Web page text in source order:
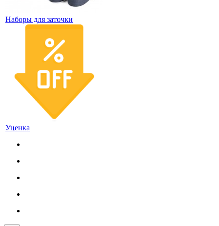
Наборы для заточки
Уценка